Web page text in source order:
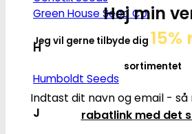
Green House Seed Co.
H
Humboldt Seeds
J
Hej min
Jeg vil gerne tilbyde dig
sortimentet
Indtast dit navn og email -
rabatlink med det